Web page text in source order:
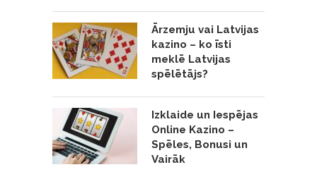
Ārzemju vai Latvijas
kazino – ko īsti
meklē Latvijas
spēlētājs?
Izklaide un Iespējas
Online Kazino –
Spēles, Bonusi un
Vairāk